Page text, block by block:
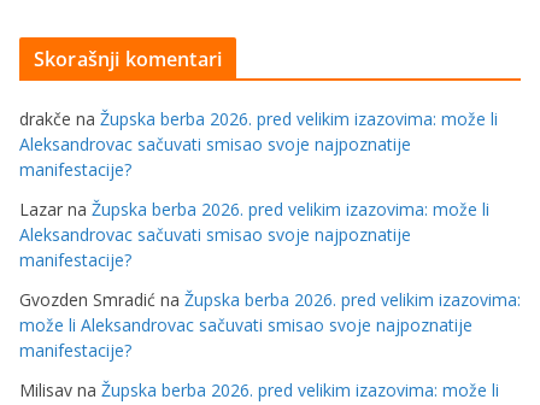
Skorašnji komentari
drakče na Župska berba 2026. pred velikim izazovima: može li
Aleksandrovac sačuvati smisao svoje najpoznatije
manifestacije?
Lazar na Župska berba 2026. pred velikim izazovima: može li
Aleksandrovac sačuvati smisao svoje najpoznatije
manifestacije?
Gvozden Smradić na Župska berba 2026. pred velikim izazovima:
može li Aleksandrovac sačuvati smisao svoje najpoznatije
manifestacije?
Milisav na Župska berba 2026. pred velikim izazovima: može li